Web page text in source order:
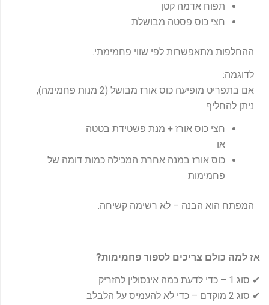
תפוח אדמה קטן
חצי כוס פסטה מבושלת
ההחלפות מתאפשרות לפי שווי פחמימתי.
לדוגמה:
אם בתפריט מופיעה כוס אורז מבושל (2 מנות פחמימה),
ניתן להחליף:
חצי כוס אורז + מנת פשטידת בטטה
או
כוס אורז במנה אחרת המכילה כמות דומה של
פחמימות
המפתח הוא הבנה – לא רשימה קשיחה.
אז למה כולם צריכים לספור פחמימות?
✔ סוג 1 – כדי לדעת כמה אינסולין להזריק
✔ סוג 2 מוקדם – כדי לא להעמיס על הלבלב